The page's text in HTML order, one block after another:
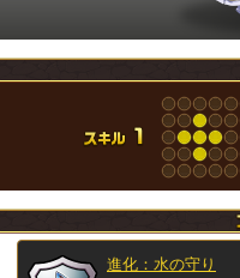
進化：水の守り